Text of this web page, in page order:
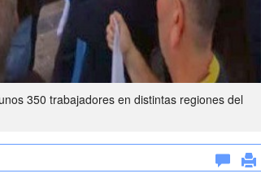
350 trabajadores en distintas regiones del